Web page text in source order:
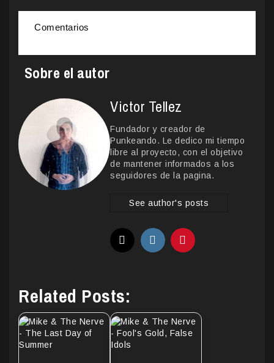
Comentarios
Sobre el autor
Victor Tellez
Fundador y creador de
Punkeando. Le dedico mi tiempo
libre al proyecto, con el objetivo
de mantener informados a los
seguidores de la pagina.
See author's posts
Related Posts: